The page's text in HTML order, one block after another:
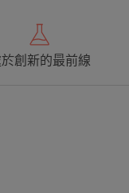
於創新的最前線